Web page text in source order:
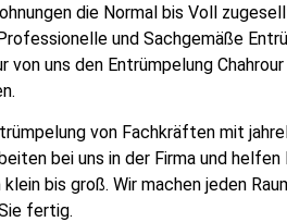
die Normal bis Voll
und Sachgemäße
von uns den Entrümpelung
von Fachkräften mit
bei uns in der Firma und helfen
bis groß. Wir machen jeden
fertig.